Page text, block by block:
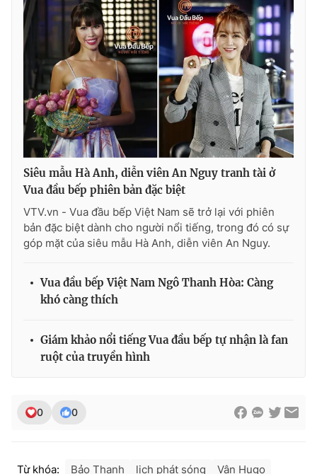
Siêu mẫu Hà Anh, diễn viên An Nguy tranh tài ở
Vua đầu bếp phiên bản đặc biệt
VTV.vn - Vua đầu bếp Việt Nam sẽ trở lại với phiên
bản đặc biệt dành cho người nổi tiếng, trong đó có sự
góp mặt của siêu mẫu Hà Anh, diễn viên An Nguy.
Vua đầu bếp Việt Nam Ngô Thanh Hòa: Càng
khó càng thích
Giám khảo nổi tiếng Vua đầu bếp tự nhận là fan
ruột của truyền hình
0 0
Từ khóa: Bảo Thanh lịch phát sóng
Vân Hugo